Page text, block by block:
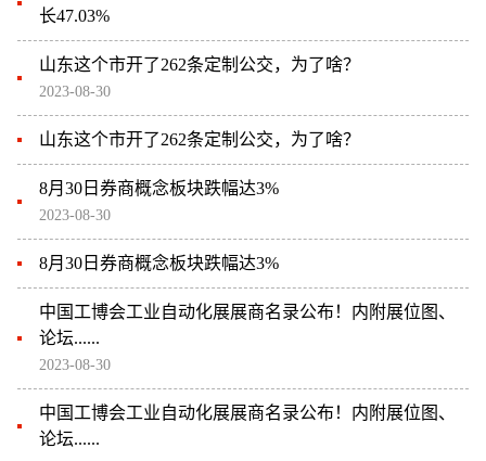
长47.03%
山东这个市开了262条定制公交，为了啥？
2023-08-30
山东这个市开了262条定制公交，为了啥？
8月30日券商概念板块跌幅达3%
2023-08-30
8月30日券商概念板块跌幅达3%
中国工博会工业自动化展展商名录公布！内附展位图、
论坛......
2023-08-30
中国工博会工业自动化展展商名录公布！内附展位图、
论坛......